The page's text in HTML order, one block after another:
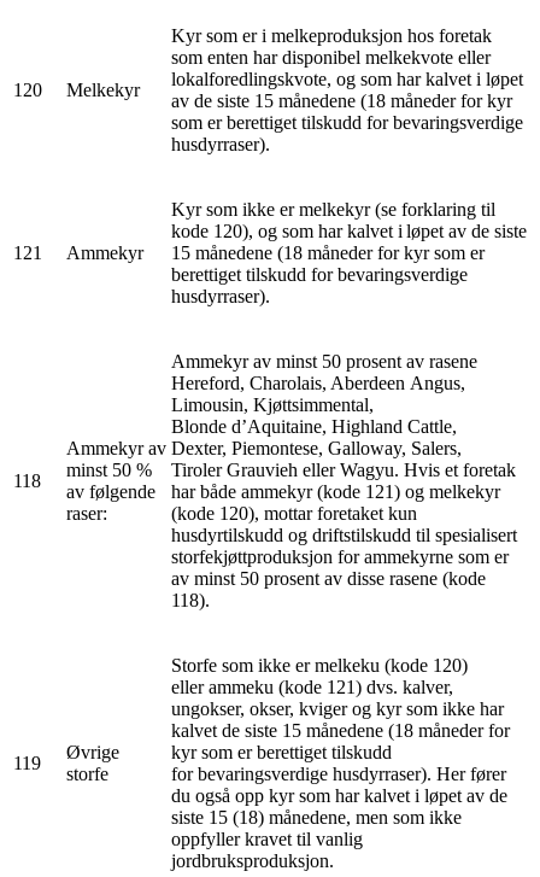
120 Melkekyr
Kyr som er i melkeproduksjon hos foretak
som enten har disponibel melkekvote eller
lokalforedlingskvote, og som har kalvet i løpet
av de siste 15 månedene (18 måneder for kyr
som er berettiget tilskudd for bevaringsverdige
husdyrraser).
121 Ammekyr
Kyr som ikke er melkekyr (se forklaring til
kode 120), og som har kalvet i løpet av de siste
15 månedene (18 måneder for kyr som er
berettiget tilskudd for bevaringsverdige
husdyrraser).
118
Ammekyr av
minst 50 %
av følgende
raser:
Ammekyr av minst 50 prosent av rasene
Hereford, Charolais, Aberdeen Angus,
Limousin, Kjøttsimmental,
Blonde d’Aquitaine, Highland Cattle,
Dexter, Piemontese, Galloway, Salers,
Tiroler Grauvieh eller Wagyu. Hvis et foretak
har både ammekyr (kode 121) og melkekyr
(kode 120), mottar foretaket kun
husdyrtilskudd og driftstilskudd til spesialisert
storfekjøttproduksjon for ammekyrne som er
av minst 50 prosent av disse rasene (kode
118).
119
Øvrige
storfe
Storfe som ikke er melkeku (kode 120)
eller ammeku (kode 121) dvs. kalver,
ungokser, okser, kviger og kyr som ikke har
kalvet de siste 15 månedene (18 måneder for
kyr som er berettiget tilskudd
for bevaringsverdige husdyrraser). Her fører
du også opp kyr som har kalvet i løpet av de
siste 15 (18) månedene, men som ikke
oppfyller kravet til vanlig
jordbruksproduksjon.